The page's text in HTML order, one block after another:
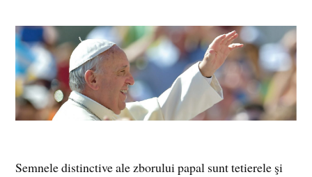
Semnele distinctive ale zborului papal sunt tetierele şi